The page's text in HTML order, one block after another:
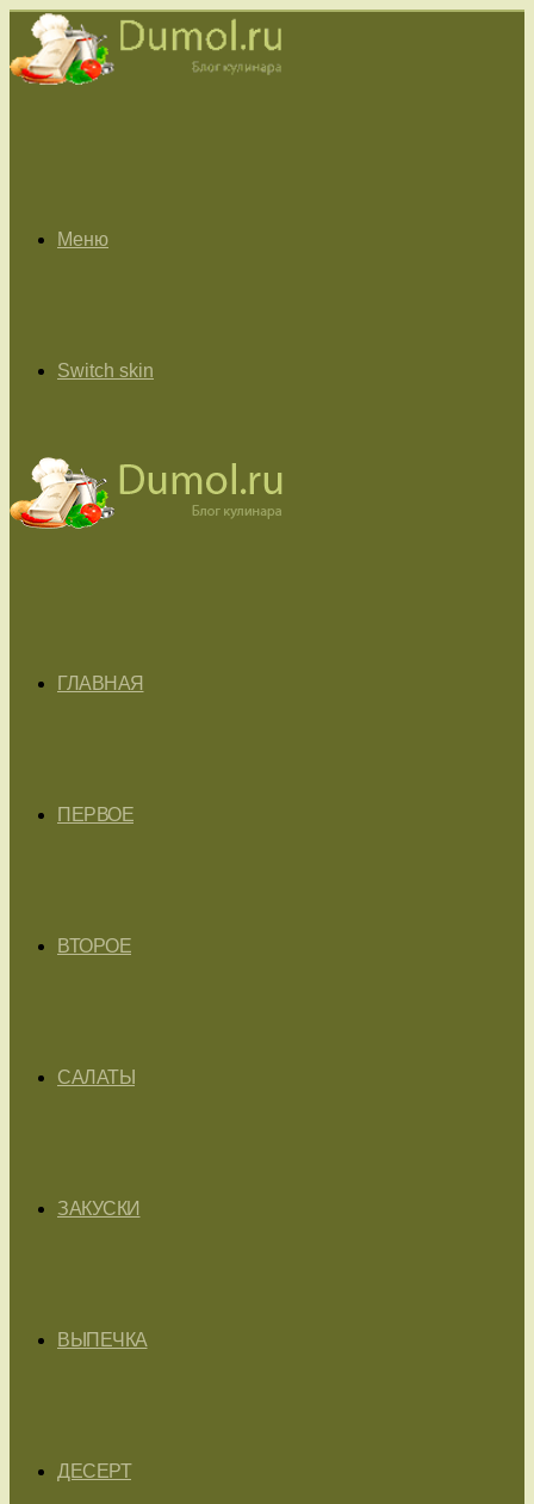
Меню
Switch skin
ГЛАВНАЯ
ПЕРВОЕ
ВТОРОЕ
САЛАТЫ
ЗАКУСКИ
ВЫПЕЧКА
ДЕСЕРТ